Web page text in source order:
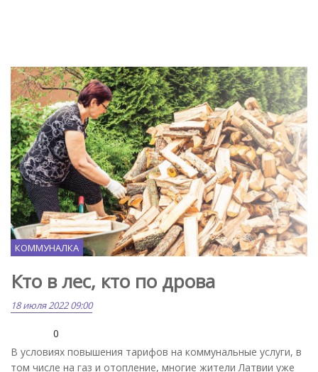
КОММУНАЛКА
Кто в лес, кто по дрова
18 июля 2022 09:00
0
В условиях повышения тарифов на коммунальные услуги, в
том числе на газ и отопление, многие жители Латвии уже